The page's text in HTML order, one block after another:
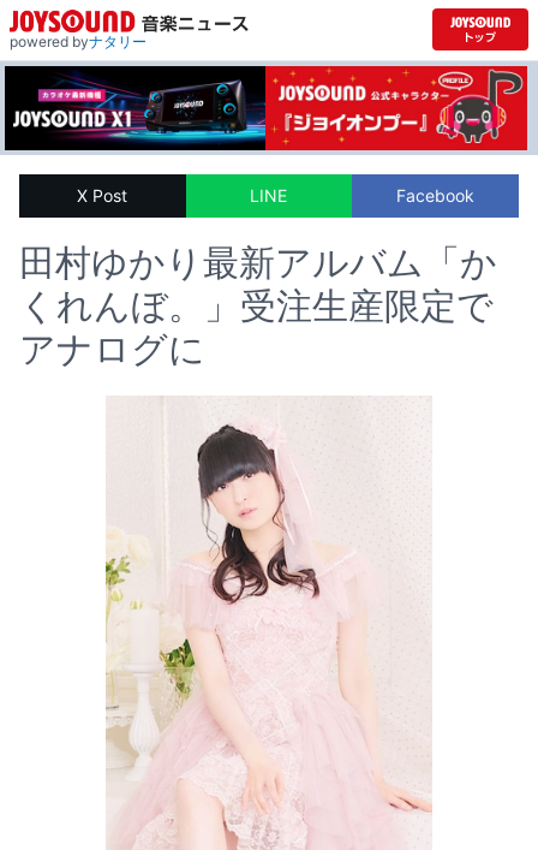
powered byナタリー
X Post LINE Facebook
田村ゆかり最新アルバム「か
くれんぼ。」受注生産限定で
アナログに